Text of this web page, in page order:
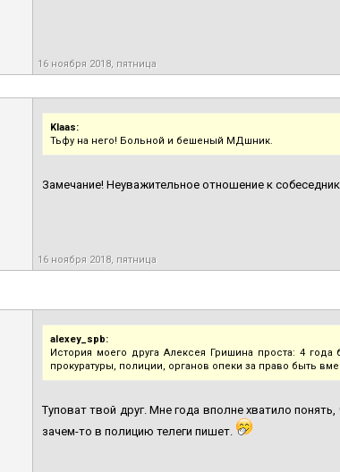
16 ноября 2018, пятница
Klaas:
Тьфу на него! Больной и бешеный МДшник.
Замечание! Неуважительное отношение к
16 ноября 2018, пятница
alexey_spb:
История моего друга Алексея Гришина проста: 4
прокуратуры, полиции, органов опеки за право быть
Туповат твой друг. Мне года вполне хватило
зачем-то в полицию телеги пишет.